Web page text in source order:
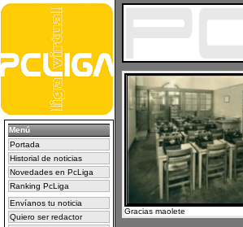
Menú
Portada
Historial de noticias
Novedades en PcLiga
Ranking PcLiga
Envíanos tu noticia
Quiero ser redactor
Gracias maolete